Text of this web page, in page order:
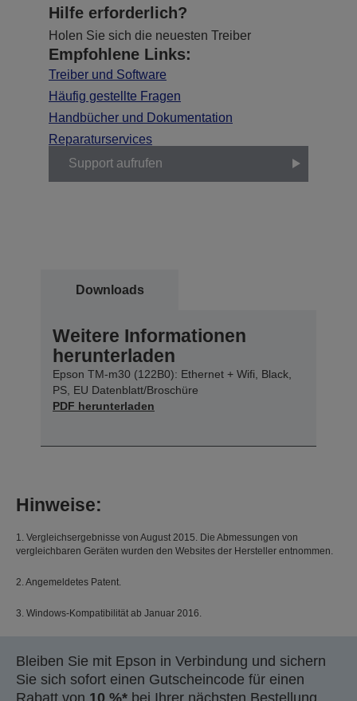
Hilfe erforderlich?
Holen Sie sich die neuesten Treiber
Empfohlene Links:
Treiber und Software
Häufig gestellte Fragen
Handbücher und Dokumentation
Reparaturservices
Support aufrufen
Downloads
Weitere Informationen
herunterladen
Epson TM-m30 (122B0): Ethernet + Wifi, Black,
PS, EU Datenblatt/Broschüre
PDF herunterladen
Hinweise:
1. Vergleichsergebnisse von August 2015. Die Abmessungen von
vergleichbaren Geräten wurden den Websites der Hersteller entnommen.
2. Angemeldetes Patent.
3. Windows-Kompatibilität ab Januar 2016.
Bleiben Sie mit Epson in Verbindung und sichern
Sie sich sofort einen Gutscheincode für einen
Rabatt von 10 %* bei Ihrer nächsten Bestellung.